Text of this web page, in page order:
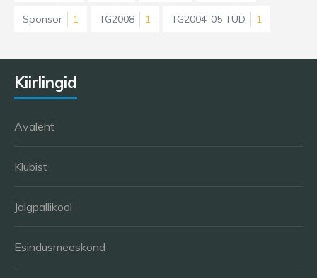
Sponsor 1 TG2008 1 TG2004-05 TÜD 1
Kiirlingid
Avaleht
Klubist
Jalgpallikool
Esindusmeeskond